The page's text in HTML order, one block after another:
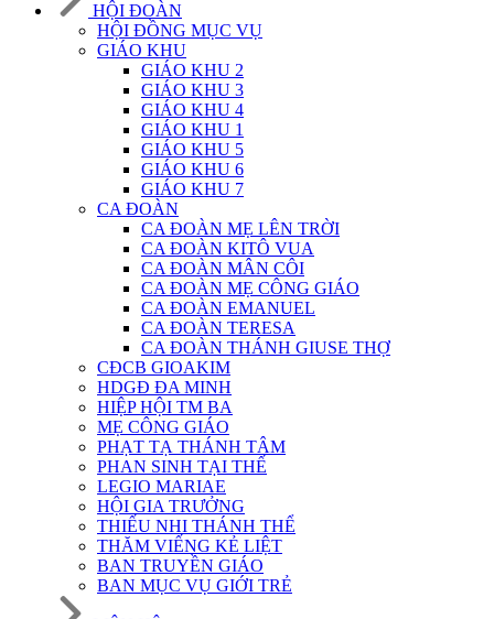
HỘI ĐOÀN
HỘI ĐỒNG MỤC VỤ
GIÁO KHU
GIÁO KHU 2
GIÁO KHU 3
GIÁO KHU 4
GIÁO KHU 1
GIÁO KHU 5
GIÁO KHU 6
GIÁO KHU 7
CA ĐOÀN
CA ĐOÀN MẸ LÊN TRỜI
CA ĐOÀN KITÔ VUA
CA ĐOÀN MÂN CÔI
CA ĐOÀN MẸ CÔNG GIÁO
CA ĐOÀN EMANUEL
CA ĐOÀN TERESA
CA ĐOÀN THÁNH GIUSE THỢ
CĐCB GIOAKIM
HDGĐ ĐA MINH
HIỆP HỘI TM BA
MẸ CÔNG GIÁO
PHẠT TẠ THÁNH TÂM
PHAN SINH TẠI THẾ
LEGIO MARIAE
HỘI GIA TRƯỞNG
THIẾU NHI THÁNH THỂ
THĂM VIẾNG KẺ LIỆT
BAN TRUYỀN GIÁO
BAN MỤC VỤ GIỚI TRẺ